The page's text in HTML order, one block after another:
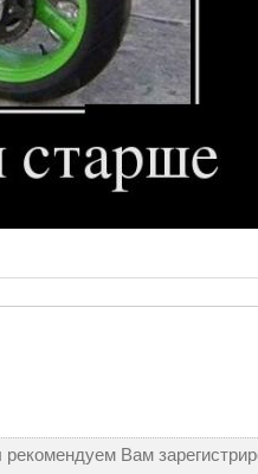
Вам